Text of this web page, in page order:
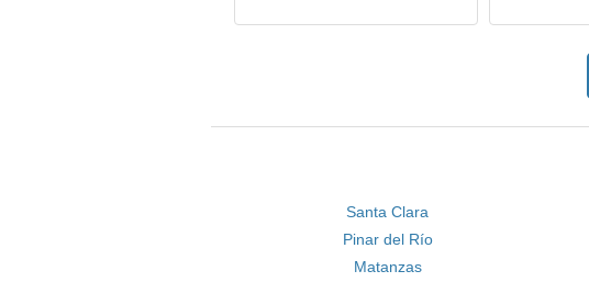
Santa Clara
Pinar del Río
Matanzas